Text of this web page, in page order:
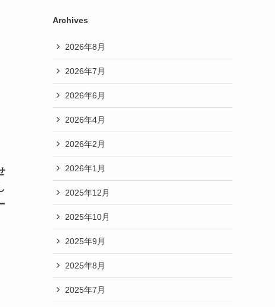
Archives
2026年8月
2026年7月
2026年6月
2026年4月
2026年2月
2026年1月
2025年12月
2025年10月
2025年9月
2025年8月
2025年7月